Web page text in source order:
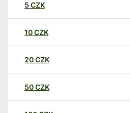
5 CZK
10CZK
20CZK
50CZK